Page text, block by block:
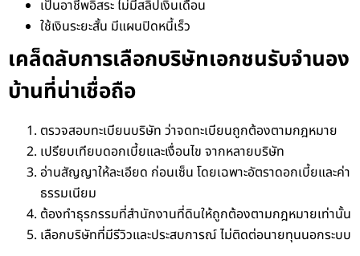
เป็นอาชีพอิสระ ไม่มีสลิปเงินเดือน
ใช้เงินระยะสั้น มีแผนปิดหนี้เร็ว
เคล็ดลับการเลือกบริษัทเอกชนรับจำนอง
บ้านที่น่าเชื่อถือ
ตรวจสอบทะเบียนบริษัท ว่าจดทะเบียนถูกต้องตามกฎหมาย
เปรียบเทียบดอกเบี้ยและเงื่อนไข จากหลายบริษัท
อ่านสัญญาให้ละเอียด ก่อนเซ็น โดยเฉพาะอัตราดอกเบี้ยและค่า
ธรรมเนียม
ต้องทำธุรกรรมที่สำนักงานที่ดินให้ถูกต้องตามกฎหมายเท่านั้น
เลือกบริษัทที่มีรีวิวและประสบการณ์ ไม่ติดต่อนายทุนนอกระบบ